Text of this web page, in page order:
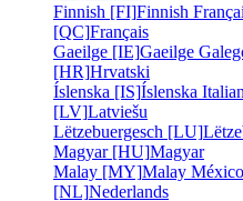
Finnish [FI]Finnish
[QC]Français
Gaeilge [IE]Gaeilge
[HR]Hrvatski
Íslenska [IS]Íslenska
[LV]Latviešu
Lëtzebuergesch [LU]
Magyar [HU]Magyar
Malay [MY]Malay
[NL]Nederlands